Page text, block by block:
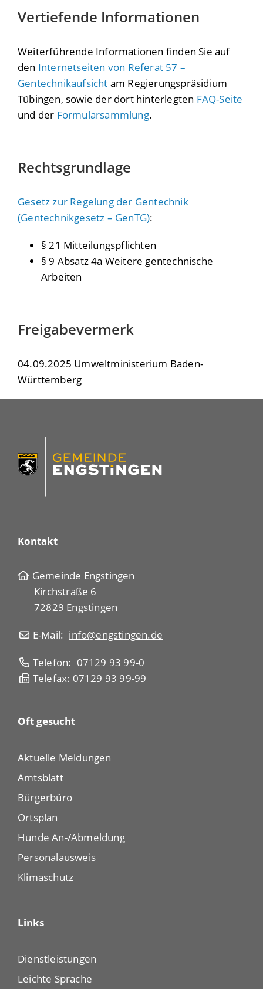
Vertiefende Informationen
Weiterführende Informationen finden Sie auf
den Internetseiten von Referat 57 –
Gentechnikaufsicht am Regierungspräsidium
Tübingen, sowie der dort hinterlegten FAQ-Seite
und der Formularsammlung.
Rechtsgrundlage
Gesetz zur Regelung der Gentechnik
(Gentechnikgesetz – GenTG):
§ 21 Mitteilungspflichten
§ 9 Absatz 4a Weitere gentechnische
Arbeiten
Freigabevermerk
04.09.2025 Umweltministerium Baden-
Württemberg
Kontakt
Gemeinde Engstingen
Kirchstraße 6
72829 Engstingen
E-Mail: info@engstingen.de
Telefon: 07129 93 99-0
Telefax: 07129 93 99-99
Oft gesucht
Aktuelle Meldungen
Amtsblatt
Bürgerbüro
Ortsplan
Hunde An-/Abmeldung
Personalausweis
Klimaschutz
Links
Dienstleistungen
Leichte Sprache